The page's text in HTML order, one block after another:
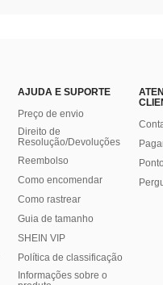
AJUDA E SUPORTE
Preço de envio
Direito de
Resolução/Devoluções
Reembolso
Como encomendar
Como rastrear
Guia de tamanho
SHEIN VIP
Política de classificação
​Informações sobre o